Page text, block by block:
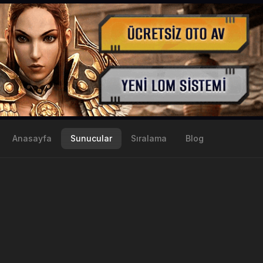
Anasayfa Sunucular Sıralama Blog